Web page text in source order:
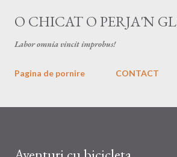
Treceți la conținutul
O CHICAT O PERJA'N
Labor omnia vincit improbus!
Pagina de pornire CONTACT